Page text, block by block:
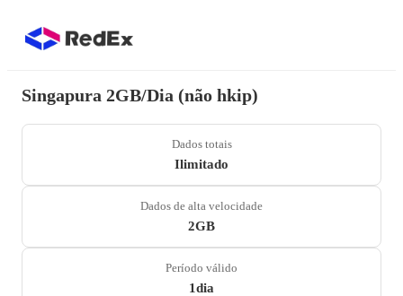
Singapura 2GB/Dia (não hkip)
Dados totais
Ilimitado
Dados de alta velocidade
2GB
Período válido
1dia